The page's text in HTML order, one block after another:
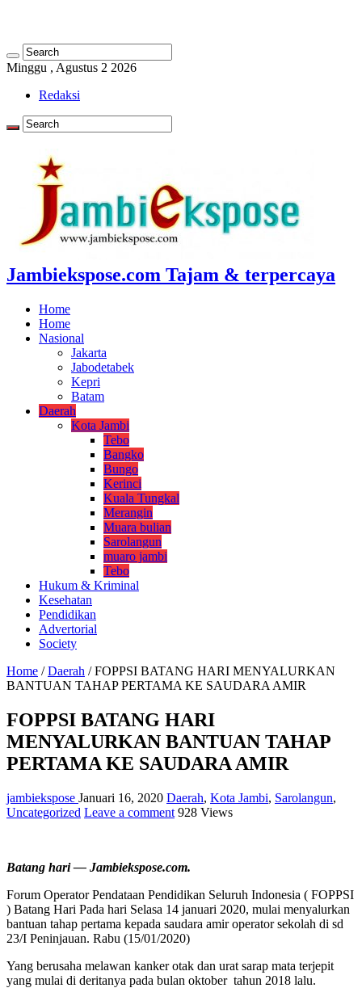
Minggu , Agustus 2 2026
Redaksi
Jambiekspose.com Tajam & terpercaya
Home
Home
Nasional
Jakarta
Jabodetabek
Kepri
Batam
Daerah
Kota Jambi
Tebo
Bangko
Bungo
Kerinci
Kuala Tungkal
Merangin
Muara bulian
Sarolangun
muaro jambi
Tebo
Hukum & Kriminal
Kesehatan
Pendidikan
Advertorial
Society
Home / Daerah / FOPPSI BATANG HARI MENYALURKAN
BANTUAN TAHAP PERTAMA KE SAUDARA AMIR
FOPPSI BATANG HARI
MENYALURKAN BANTUAN TAHAP
PERTAMA KE SAUDARA AMIR
jambiekspose Januari 16, 2020 Daerah, Kota Jambi, Sarolangun,
Uncategorized Leave a comment 928 Views
Batang hari — Jambiekspose.com.
Forum Operator Pendataan Pendidikan Seluruh Indonesia ( FOPPSI
) Batang Hari Pada hari Selasa 14 januari 2020, mulai menyalurkan
bantuan tahap pertama kepada saudara amir operator sekolah di sd
23/I Peninjauan. Rabu (15/01/2020)
Yang berusaha melawan kanker otak dan urat sarap mata terjepit
yang mulai di deritanya pada bulan oktober tahun 2018 lalu.